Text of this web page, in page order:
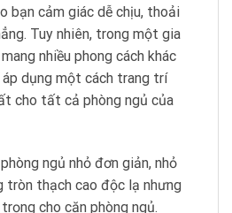
bạn cảm giác dễ chịu, thoải
Tuy nhiên, trong một gia
nhiều phong cách khác
áp dụng một cách trang trí
cho tất cả phòng ngủ của
ngủ nhỏ đơn giản, nhỏ
tròn thạch cao độc lạ nhưng
cho căn phòng ngủ.